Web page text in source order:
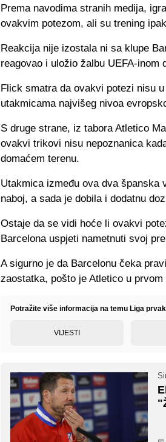
Prema navodima stranih medija,
ovakvim potezom, ali su trening
Reakcija nije izostala ni sa klupe
reagovao i uložio žalbu UEFA-inom
Flick smatra da ovakvi potezi nisu
utakmicama najvišeg nivoa
S druge strane, iz tabora Atletico
ovakvi trikovi nisu nepoznanica
domaćem terenu.
Utakmica između ova dva španska
naboj, a sada je dobila i dodatnu
Ostaje da se vidi hoće li ovakvi
Barcelona uspjeti nametnuti svoj
A sigurno je da Barcelonu čeka
zaostatka, pošto je Atletico u
Potražite više informacija na temu Liga
VIJESTI